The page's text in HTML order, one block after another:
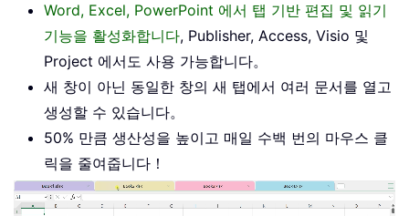
Word, Excel, PowerPoint 에서 탭 기반 편집 및 읽기
기능을 활성화합니다, Publisher, Access, Visio 및
Project 에서도 사용 가능합니다。
새 창이 아닌 동일한 창의 새 탭에서 여러 문서를 열고
생성할 수 있습니다。
50% 만큼 생산성을 높이고 매일 수백 번의 마우스 클
릭을 줄여줍니다！